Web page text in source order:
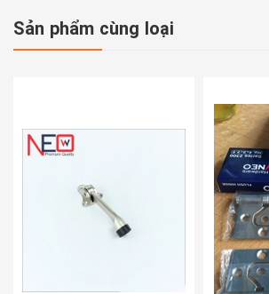
Sản phẩm cùng loại